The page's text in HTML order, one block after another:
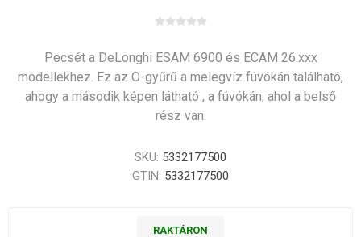
Pecsét a DeLonghi ESAM 6900 és ECAM 26.xxx
modellekhez. Ez az O-gyűrű a melegvíz fúvókán található,
ahogy a második képen látható , a fúvókán, ahol a belső
rész van.
SKU: 5332177500
GTIN: 5332177500
RAKTÁRON